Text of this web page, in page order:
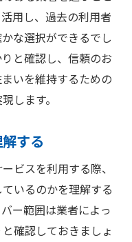
用し、過去の利用者
な選択ができるでし
と確認し、信頼のお
いを維持するための
します。
する
ビスを利用する際、
いるのかを理解する
ー範囲は業者によっ
確認しておきましょ